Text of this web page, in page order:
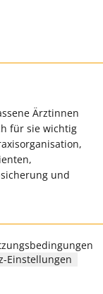
Ärztinnen
für sie wichtig
und
Einstellungen